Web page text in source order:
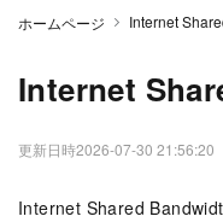
ホームページ Internet
Internet
更新日時2026-07-30 21:56:20
Internet Shared